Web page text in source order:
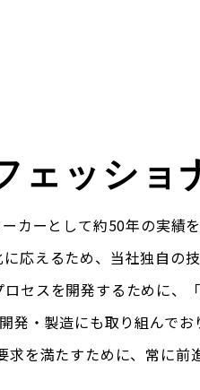
ェッショ
カーとして約50年の実績
応えるため、当社独自の
セスを開発するために
・製造にも取り組んでお
を満たすために、常に前